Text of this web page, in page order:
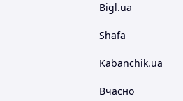
Bigl.ua
Shafa
Kabanchik.ua
Вчасно